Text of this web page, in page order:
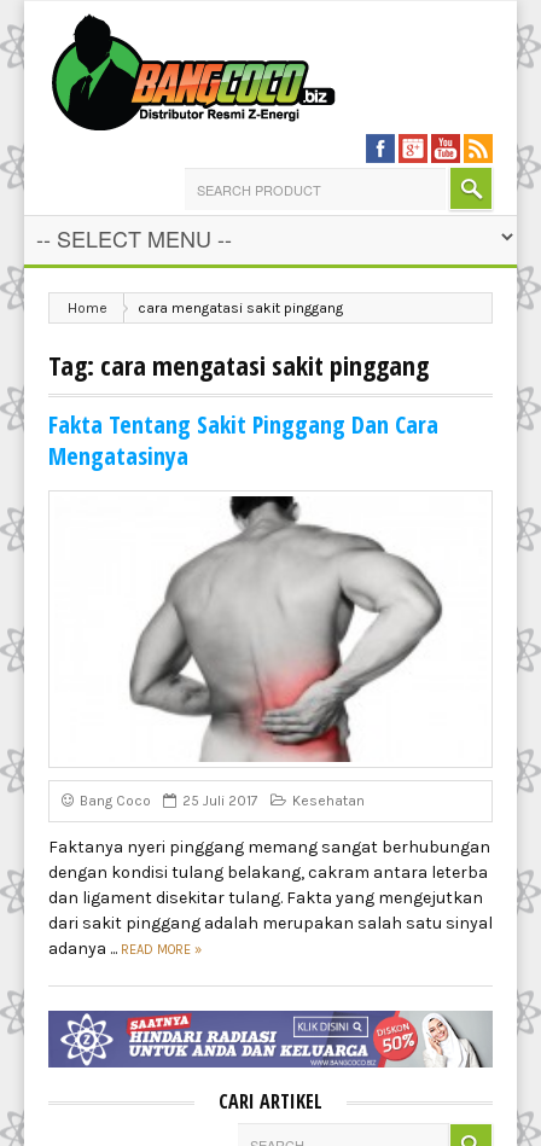
Home cara mengatasi sakit pinggang
Tag: cara mengatasi sakit pinggang
Fakta Tentang Sakit Pinggang Dan Cara
Mengatasinya
Bang Coco 25 Juli 2017 Kesehatan
Faktanya nyeri pinggang memang sangat berhubungan
dengan kondisi tulang belakang, cakram antara leterba
dan ligament disekitar tulang. Fakta yang mengejutkan
dari sakit pinggang adalah merupakan salah satu sinyal
adanya ... READ MORE »
CARI ARTIKEL